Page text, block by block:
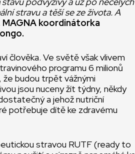
stravu a těší se ze života. A
koordinátorka
člověka. Ve světě však vlivem
programu 6 milionů
že budou trpět vážnými
jsou nuceny žít týdny, někdy
a jehož nutriční
potřebuje dítě ke zdravému
stravou RUTF (ready to